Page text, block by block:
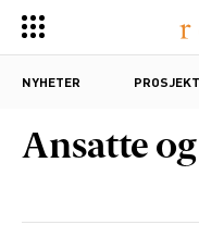
NYHETER
Ansatte